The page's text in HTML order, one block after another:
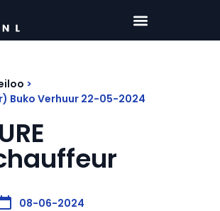
Buko Verhuur 22-05-2024
08-06-2024